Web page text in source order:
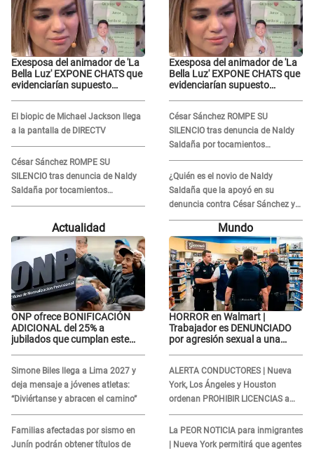
Exesposa del animador de 'La
Bella Luz' EXPONE CHATS que
evidenciarían supuesto
pareja
El biopic de Michael Jackson llega
a la pantalla de DIRECTV
César Sánchez ROMPE SU
SILENCIO tras denuncia de Naldy
Saldaña por tocamientos
indebidos: "Pido respetar la
Exesposa del animador de 'La
Bella Luz' EXPONE CHATS que
evidenciarían supuesto
pareja
César Sánchez ROMPE SU
SILENCIO tras denuncia de Naldy
Saldaña por tocamientos
indebidos: "Pido respetar la
presunción de inocencia"
¿Quién es el novio de Naldy
Saldaña que la apoyó en su
denuncia contra César Sánchez y
confrontó al dueño de 'La Bella
Actualidad
ONP ofrece BONIFICACIÓN
ADICIONAL del 25% a
jubilados que cumplan este
Simone Biles llega a Lima 2027 y
deja mensaje a jóvenes atletas:
“Diviértanse y abracen el camino”
Familias afectadas por sismo en
Junín podrán obtener títulos de
Mundo
HORROR en Walmart |
Trabajador es DENUNCIADO
por agresión sexual a una
ALERTA CONDUCTORES | Nueva
York, Los Ángeles y Houston
ordenan PROHIBIR LICENCIAS a
quienes no presenten ESTE
DOCUMENTO
La PEOR NOTICIA para inmigrantes
| Nueva York permitirá que agentes